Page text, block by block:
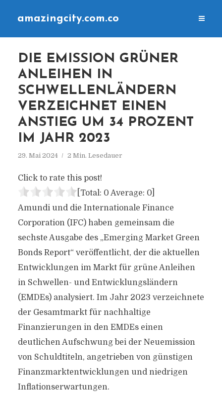
amazingcity.com.co
DIE EMISSION GRÜNER
ANLEIHEN IN
SCHWELLENLÄNDERN
VERZEICHNET EINEN
ANSTIEG UM 34 PROZENT
IM JAHR 2023
29. Mai 2024 2 Min. Lesedauer
Click to rate this post!
[Total: 0 Average: 0]
Amundi und die Internationale Finance
Corporation (IFC) haben gemeinsam die
sechste Ausgabe des „Emerging Market Green
Bonds Report“ veröffentlicht, der die aktuellen
Entwicklungen im Markt für grüne Anleihen
in Schwellen- und Entwicklungsländern
(EMDEs) analysiert. Im Jahr 2023 verzeichnete
der Gesamtmarkt für nachhaltige
Finanzierungen in den EMDEs einen
deutlichen Aufschwung bei der Neuemission
von Schuldtiteln, angetrieben von günstigen
Finanzmarktentwicklungen und niedrigen
Inflationserwartungen.